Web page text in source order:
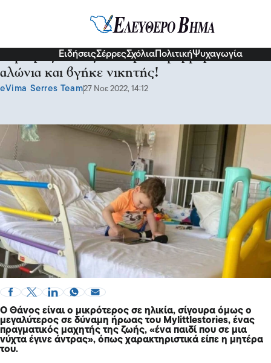
ΕιδήσειςΣέρρεςΣχόλια ΠολιτικήΨυχαγωγία
Ο μικρός Θάνος πάλεψε σε μαρμαρένια
αλώνια και βγήκε νικητής!
eVima Serres Team27 Νοε 2022, 14:12
Ο Θάνος είναι ο μικρότερος σε ηλικία, σίγουρα όμως ο
μεγαλύτερος σε δύναμη ήρωας του Mylittlestories, ένας
πραγματικός μαχητής της ζωής, «ένα παιδί που σε μια
νύχτα έγινε άντρας», όπως χαρακτηριστικά είπε η μητέρα
του.